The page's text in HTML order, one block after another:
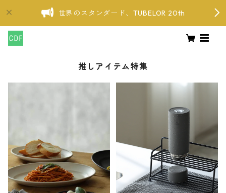
世界のスタンダード、TUBELOR 20th
推しアイテム特集